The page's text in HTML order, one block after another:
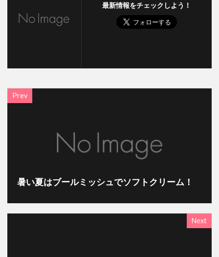
最新情報をチェックしよう！
Prev
暑い夏はブールミッシュでソフトクリーム！
Next